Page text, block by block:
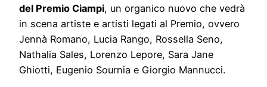
del Premio Ciampi, un organico nuovo che vedrà
in scena artiste e artisti legati al Premio, ovvero
Jennà Romano, Lucia Rango, Rossella Seno,
Nathalia Sales, Lorenzo Lepore, Sara Jane
Ghiotti, Eugenio Sournia e Giorgio Mannucci.